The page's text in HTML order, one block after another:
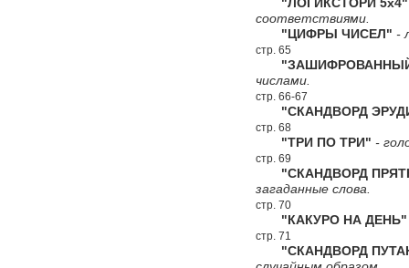
соответствиями.
"ЦИФРЫ ЧИСЕЛ" -
стр. 65
"ЗАШИФРОВАННЫЙ
числами.
стр. 66-67
"СКАНДВОРД
стр. 68
"ТРИ ПО ТРИ" -
стр. 69
"СКАНДВОРД
загаданные слова.
стр. 70
"КАКУРО НА ДЕНЬ"
стр. 71
"СКАНДВОРД